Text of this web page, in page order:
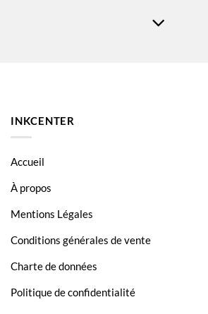
INKCENTER
Accueil
À propos
Mentions Légales
Conditions générales de vente
Charte de données
Politique de confidentialité